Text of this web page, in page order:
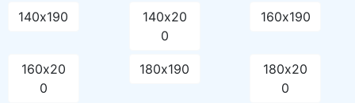
140х190
140х20
0
160х190
160х20
0
180х190
180х20
0